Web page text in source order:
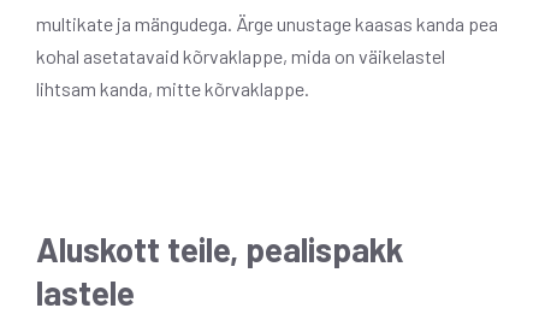
multikate ja mängudega. Ärge unustage kaasas kanda pea
kohal asetatavaid kõrvaklappe, mida on väikelastel
lihtsam kanda, mitte kõrvaklappe.
Aluskott teile, pealispakk
lastele